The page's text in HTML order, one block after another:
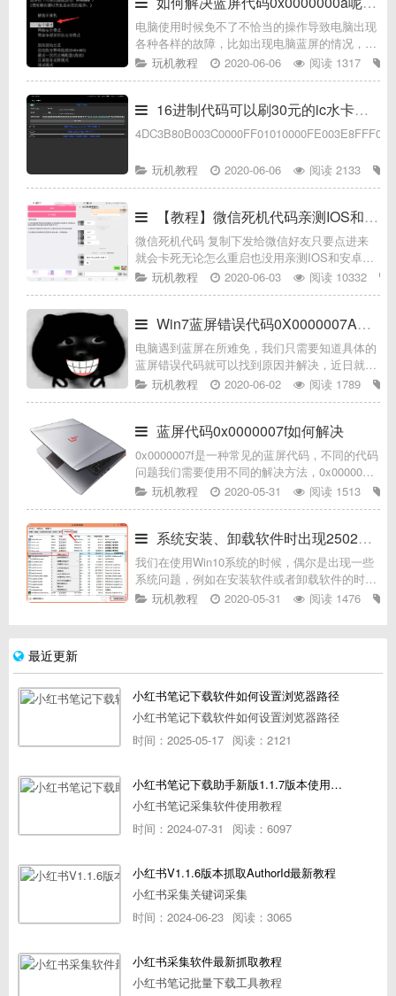
电脑使用时候免不了不恰当的操作导致电脑出现
各种各样的故障，比如出现电脑蓝屏的情况，估
计对于很多用户来说，变得不知所措了，那么今
天小编带来的是蓝屏代码0x0000000a的分析以
玩机教程 2020-06-06 阅读 1317
16进制代码可以刷30元的ic水卡，有大神能帮我分析这个代码吗？
玩机教程 2020-06-06 阅读 2133
【教程】微信死机代码亲测IOS和安卓都卡
微信死机代码 复制下发给微信好友只要点进来
就会卡死无论怎么重启也没用亲测IOS和安卓都
卡发送时请大喊奥利给
玩机教程 2020-06-03 阅读 10332
Win7蓝屏错误代码0X0000007A怎么办_W
电脑遇到蓝屏在所难免，我们只需要知道具体的
蓝屏错误代码就可以找到原因并解决，近日就有
win7纯净版64位系统用户遇到蓝屏，并提示错误
代码0X0000007A，这可难倒了不少用户，接下
玩机教程 2020-06-02 阅读 1789
蓝屏代码0x0000007f如何解决
0x0000007f是一种常见的蓝屏代码，不同的代码
问题我们需要使用不同的解决方法，0x0000007f
问题一般是硬件设备遇到问题。接下来，我们就
来瞧瞧0x0000007f蓝屏问题的解决方法，赶紧来
玩机教程 2020-05-31 阅读 1513
系统安装、卸载软件时出现2502、2503错误代码
我们在使用Win10系统的时候，偶尔是出现一些
系统问题，例如在安装软件或者卸载软件的时候
出现了2502、2503错误代码，那么遇到这个错
玩机教程 2020-05-31 阅读 1476
最近更新
小红书笔记下载软件如何设置浏览器路径
小红书笔记下载软件如何设置浏览器路径
时间：2025-05-17 阅读：2121
小红书笔记下载助手新版1.1.7版本使用教程
小红书笔记采集软件使用教程
时间：2024-07-31
阅读：6097
小红书V1.1.6版本抓取AuthorId最新教程
小红书采集关键词采集
时间：2024-06-23 阅读：3065
小红书采集软件最新抓取教程
小红书笔记批量下载工具教程